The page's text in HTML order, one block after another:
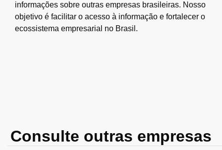
informações sobre outras empresas brasileiras. Nosso
objetivo é facilitar o acesso à informação e fortalecer o
ecossistema empresarial no Brasil.
Consulte outras empresas